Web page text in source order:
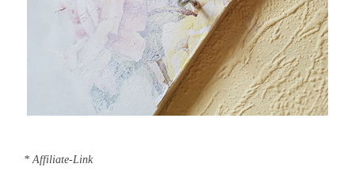
* Affiliate-Link